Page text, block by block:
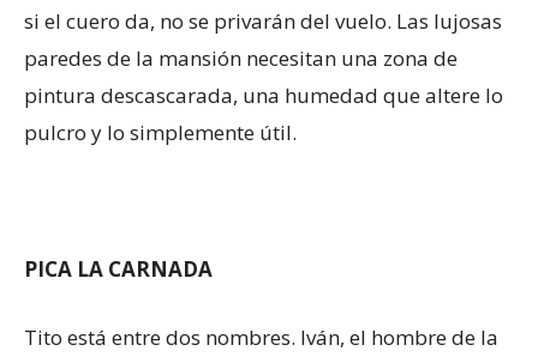
si el cuero da, no se privarán del vuelo. Las lujosas
paredes de la mansión necesitan una zona de
pintura descascarada, una humedad que altere lo
pulcro y lo simplemente útil.
PICA LA CARNADA
Tito está entre dos nombres. Iván, el hombre de la